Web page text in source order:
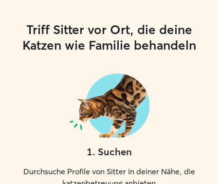
Triff Sitter vor Ort, die deine
Katzen wie Familie behandeln
1. Suchen
Durchsuche Profile von Sitter in deiner Nähe, die